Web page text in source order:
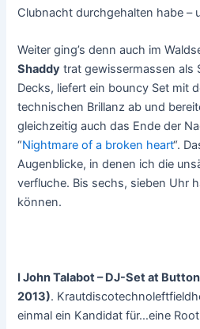
Clubnacht durchgehalten habe –
Weiter ging’s denn auch im
Shaddy trat gewissermassen als
Decks, liefert ein bouncy Set mit
technischen Brillanz ab und
gleichzeitig auch das Ende der
“Nightmare of a broken heart“.
Augenblicke, in denen ich die
verfluche. Bis sechs, sieben Uhr
können.
I John Talabot – DJ-Set at
2013).
einmal ein Kandidat für…eine